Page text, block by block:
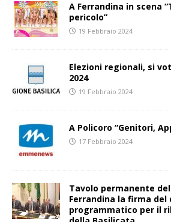
A Ferrandina in scena
pericolo”
19 Febbraio 2024
Elezioni regionali, si
2024
19 Febbraio 2024
A Policoro “Genitori,
17 Febbraio 2024
Tavolo permanente
Ferrandina la firma del
programmatico per il